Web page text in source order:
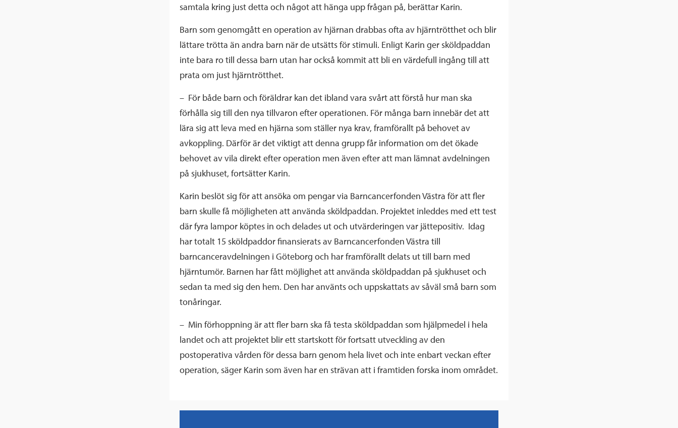
samtala kring just detta och något att hänga upp frågan på, berättar Karin.
Barn som genomgått en operation av hjärnan drabbas ofta av hjärntrötthet och blir
lättare trötta än andra barn när de utsätts för stimuli. Enligt Karin ger sköldpaddan
inte bara ro till dessa barn utan har också kommit att bli en värdefull ingång till att
prata om just hjärntrötthet.
– För både barn och föräldrar kan det ibland vara svårt att förstå hur man ska
förhålla sig till den nya tillvaron efter operationen. För många barn innebär det att
lära sig att leva med en hjärna som ställer nya krav, framförallt på behovet av
avkoppling. Därför är det viktigt att denna grupp får information om det ökade
behovet av vila direkt efter operation men även efter att man lämnat avdelningen
på sjukhuset, fortsätter Karin.
Karin beslöt sig för att ansöka om pengar via Barncancerfonden Västra för att fler
barn skulle få möjligheten att använda sköldpaddan. Projektet inleddes med ett test
där fyra lampor köptes in och delades ut och utvärderingen var jättepositiv. Idag
har totalt 15 sköldpaddor finansierats av Barncancerfonden Västra till
barncanceravdelningen i Göteborg och har framförallt delats ut till barn med
hjärntumör. Barnen har fått möjlighet att använda sköldpaddan på sjukhuset och
sedan ta med sig den hem. Den har använts och uppskattats av såväl små barn som
tonåringar.
– Min förhoppning är att fler barn ska få testa sköldpaddan som hjälpmedel i hela
landet och att projektet blir ett startskott för fortsatt utveckling av den
postoperativa vården för dessa barn genom hela livet och inte enbart veckan efter
operation, säger Karin som även har en strävan att i framtiden forska inom området.